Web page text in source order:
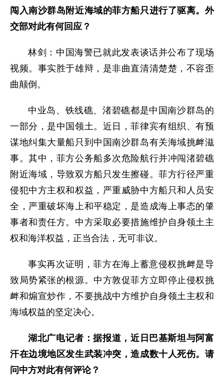
闯入南沙群岛附近海域的菲方船只进行了驱离。外
交部对此有何回应？
林剑：中国海警已就此发表谈话并公布了现场
视频。事实胜于雄辩，是非曲直清清楚楚，不容歪
曲颠倒。
中业岛、铁线礁、渚碧礁都是中国南沙群岛的
一部分，是中国领土。近日，菲律宾有组织、有预
谋地纠集大量船只到中国南沙群岛有关海域挑衅滋
事。其中，菲方公务船多次危险航行并冲闯渚碧礁
附近海域，导致双方船只发生擦碰。菲方行径严重
侵犯中方主权和权益，严重威胁中方船只和人员安
全，严重破坏海上和平稳定，是造成海上事态的肇
事者和责任方。中方采取必要措施维护自身领土主
权和海洋权益，正当合法，无可非议。
事实再次证明，菲方在海上蓄意侵权挑衅是导
致局势紧张的根源。中方敦促菲方立即停止侵权挑
衅和煽宣炒作，不要挑战中方维护自身领土主权和
海域权益的坚定决心。
湖北广电记者：据报道，近日巴基斯坦与阿富
汗在边境地区发生武装冲突，造成数十人死伤。请
问中方对此有何评论？